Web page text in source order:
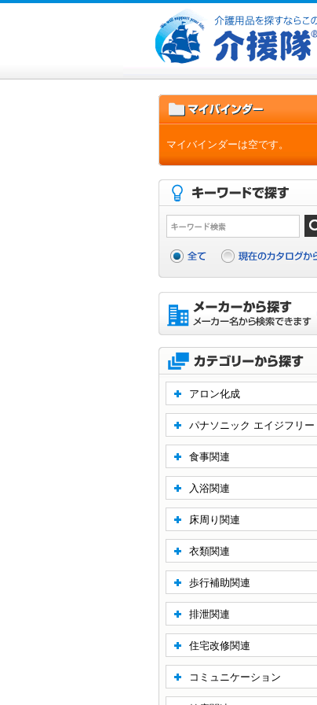
マイバインダーは空です。
アロン化成
パナソニック エイジフリー
食事関連
入浴関連
床周り関連
衣類関連
歩行補助関連
排泄関連
住宅改修関連
コミュニケーション